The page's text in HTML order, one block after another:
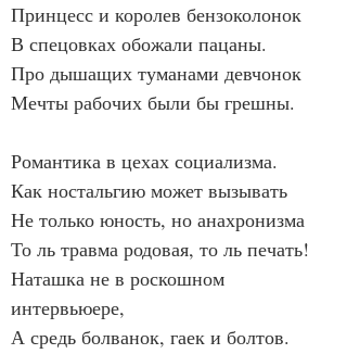
Принцесс и королев бензоколонок
В спецовках обожали пацаны.
Про дышащих туманами девчонок
Мечты рабочих были бы грешны.
Романтика в цехах социализма.
Как ностальгию может вызывать
Не только юность, но анахронизма
То ль травма родовая, то ль печать!
Наташка не в роскошном
интервьюере,
А средь болванок, гаек и болтов.